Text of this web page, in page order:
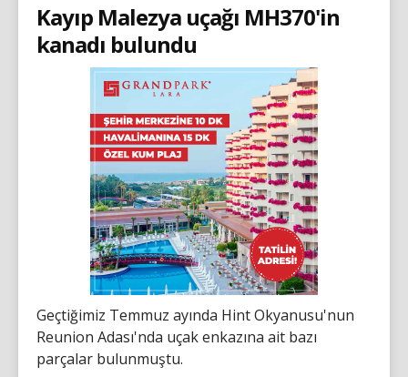
Kayıp Malezya uçağı MH370'in
kanadı bulundu
Geçtiğimiz Temmuz ayında Hint Okyanusu'nun
Reunion Adası'nda uçak enkazına ait bazı
parçalar bulunmuştu.